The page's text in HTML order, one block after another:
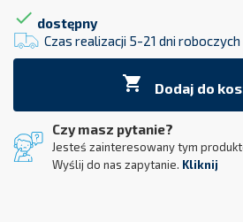
 dostępny
Czas realizacji 5-21 dni roboczych
 Dodaj do
Czy masz pytanie?
Jesteś zainteresowany tym
Wyślij do nas zapytanie. Kliknij